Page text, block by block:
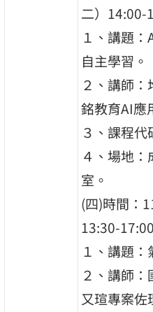
二）14:00-
１、講題
自主學習。
２、講師
銘教育AI應
３、課程代
４、場地
室。
(四)時間：
13:30-
１、講題：
２、講師
又瑄專案佐